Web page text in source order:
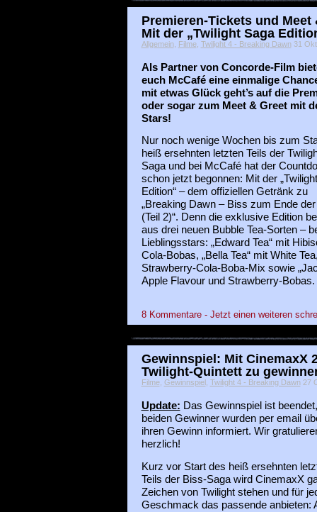
Premieren-Tickets und
Mit der „Twilight Saga
Allgemein, Filme, Twilight 4 - Breaking Dawn31
Als Partner von Concorde-Film
euch McCafé eine einmalige
mit etwas Glück geht’s auf die
oder sogar zum Meet & Greet mit
Stars!
Nur noch wenige Wochen bis zum
heiß ersehnten letzten Teils der
Saga und bei McCafé hat der
schon jetzt begonnen: Mit der
Edition“ – dem offiziellen Getränk zu
„Breaking Dawn – Biss zum Ende
(Teil 2)“. Denn die exklusive Edition
aus drei neuen Bubble Tea-Sorten –
Lieblingsstars: „Edward Tea“ mit
Cola-Bobas, „Bella Tea“ mit White
Strawberry-Cola-Boba-Mix sowie
Apple Flavour und Strawberry-Bobas.
8 Kommentare - Jetzt einen weiteren
Gewinnspiel: Mit CinemaxX
Twilight-Quintett zu
Filme, Gewinnspiel Twilight 4 - Breaking Dawn27
Update: Das Gewinnspiel ist
beiden Gewinner wurden per email
ihren Gewinn informiert. Wir
herzlich!
Kurz vor Start des heiß ersehnten
Teils der Biss-Saga wird CinemaxX
Zeichen von Twilight stehen und für
Geschmack das passende anbieten: